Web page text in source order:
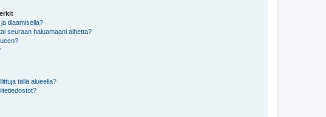
tilaamisella?
seuraan haluamaani aihetta?
tällä alueella?